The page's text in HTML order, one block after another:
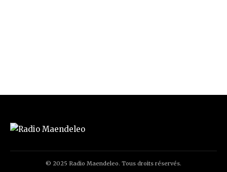
© 2025 Radio Maendeleo. Tous droits réservés.